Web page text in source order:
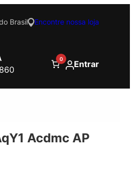
Brasil Encontre nossa loja
0 Entrar
Acdmc AP